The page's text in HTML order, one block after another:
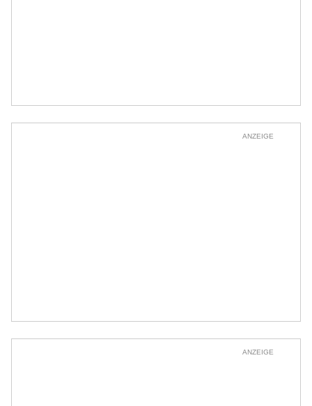
ANZEIGE
ANZEIGE